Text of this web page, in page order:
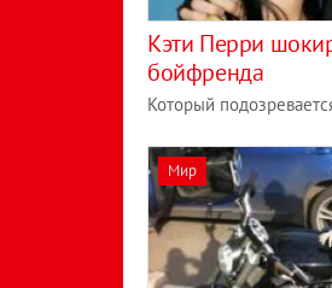
Кэти Перри
бойфренда
Который
Мир